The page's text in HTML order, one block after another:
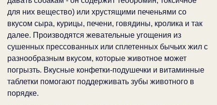
для них вещество) или хрустящими печеньями со
вкусом сыра, курицы, печени, говядины, кролика и так
далее. Производятся жевательные угощения из
сушенных прессованных или сплетенных бычьих жил с
разнообразным вкусом, которые животное может
погрызть. Вкусные конфетки-подушечки и витаминные
таблетки помогают поддерживать зубы животного в
порядке.